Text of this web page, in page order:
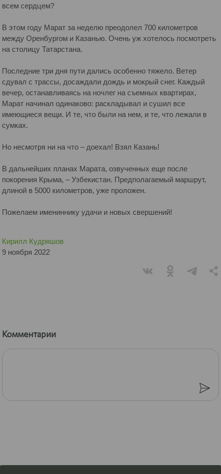
всем сердцем?
В этом году Марат за неделю преодолел 700 километров
между Оренбургом и Казанью. Очень уж хотелось посмотреть
на столицу Татарстана.
Последние три дня пути дались особенно тяжело. Ветер
сдувал с трассы, досаждали дождь и мокрый снег. Каждый
вечер, останавливаясь на ночлег на съемных квартирах,
Марат начинал одинаково: раскладывал и сушил все
имеющиеся вещи. И те, что были на нем, и те, что лежали в
сумках.
Но несмотря ни на что – доехал! Взял Казань!
В дальнейших планах Марата, озвученных еще после
покорения Крыма, – Узбекистан. Предполагаемый маршрут,
длиной в 5000 километров, уже проложен.
Пожелаем имениннику удачи и новых свершений!
Кирилл Кудряшов
9 ноября 2022
Комментарии